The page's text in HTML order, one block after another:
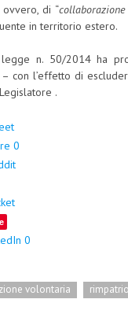
ovvero, di “
in territorio estero.
n. 50/2014 ha
con l’effetto di
.
0
0
volontaria